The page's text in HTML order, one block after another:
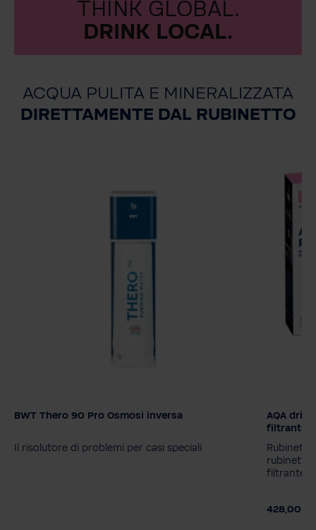
THINK GLOBAL.
DRINK LOCAL.
ACQUA PULITA E MINERALIZZATA
DIRETTAMENTE DAL RUBINETTO
Modello
BWT Thero 90 Pro Osmosi inversa
Il risolutore di problemi per casi speciali
AQA
filtrante
rubinetto
filtrante
428,00 €